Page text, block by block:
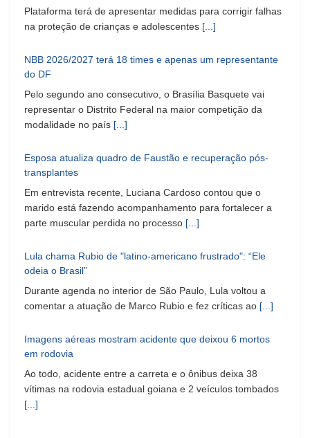
Plataforma terá de apresentar medidas para corrigir falhas
na proteção de crianças e adolescentes [...]
NBB 2026/2027 terá 18 times e apenas um representante
do DF
Pelo segundo ano consecutivo, o Brasília Basquete vai
representar o Distrito Federal na maior competição da
modalidade no país [...]
Esposa atualiza quadro de Faustão e recuperação pós-
transplantes
Em entrevista recente, Luciana Cardoso contou que o
marido está fazendo acompanhamento para fortalecer a
parte muscular perdida no processo [...]
Lula chama Rubio de "latino-americano frustrado": “Ele
odeia o Brasil”
Durante agenda no interior de São Paulo, Lula voltou a
comentar a atuação de Marco Rubio e fez críticas ao [...]
Imagens aéreas mostram acidente que deixou 6 mortos
em rodovia
Ao todo, acidente entre a carreta e o ônibus deixa 38
vítimas na rodovia estadual goiana e 2 veículos tombados
[...]